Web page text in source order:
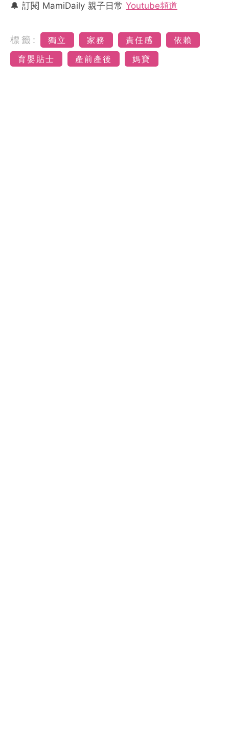
🔔 訂閱 MamiDaily 親子日常 Youtube頻道
標籤: 獨立 家務 責任感
依賴
育嬰貼士
產前產後 媽寶